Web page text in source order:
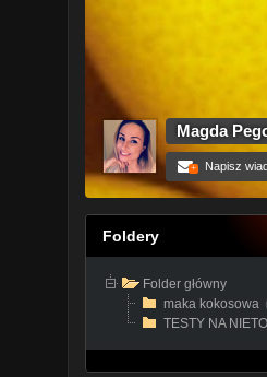
Magda
+ Napisz
Foldery
Folder główny
maka kokosowa
TESTY NA